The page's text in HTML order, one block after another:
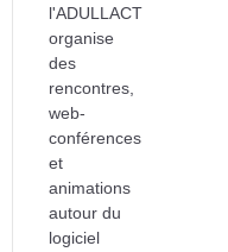
l'ADULLACT
organise
des
rencontres,
web-
conférences
et
animations
autour du
logiciel